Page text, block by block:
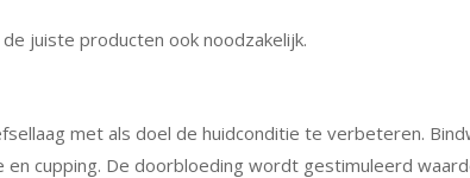
juiste producten ook noodzakelijk.
met als doel de huidconditie te verbeteren.
cupping. De doorbloeding wordt gestimuleerd